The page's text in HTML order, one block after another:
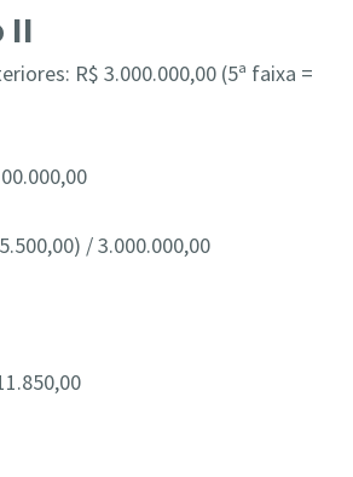
II
R$ 3.000.000,00 (5ª faixa =
/ 3.000.000,00